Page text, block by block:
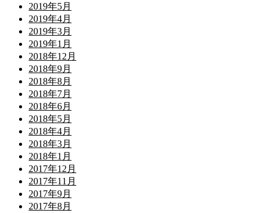
2019年5月
2019年4月
2019年3月
2019年1月
2018年12月
2018年9月
2018年8月
2018年7月
2018年6月
2018年5月
2018年4月
2018年3月
2018年1月
2017年12月
2017年11月
2017年9月
2017年8月